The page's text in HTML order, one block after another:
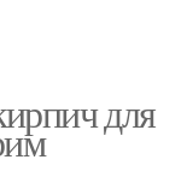
для